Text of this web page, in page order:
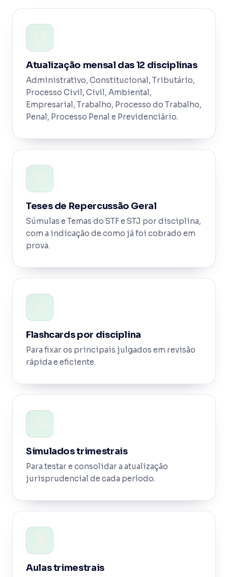
Atualização mensal das 12 disciplinas
Administrativo, Constitucional, Tributário,
Processo Civil, Civil, Ambiental,
Empresarial, Trabalho, Processo do Trabalho,
Penal, Processo Penal e Previdenciário.
Teses de Repercussão Geral
Súmulas e Temas do STF e STJ por disciplina,
com a indicação de como já foi cobrado em
prova.
Flashcards por disciplina
Para fixar os principais julgados em revisão
rápida e eficiente.
Simulados trimestrais
Para testar e consolidar a atualização
jurisprudencial de cada período.
Aulas trimestrais